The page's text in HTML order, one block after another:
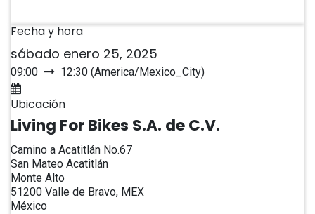
Fecha y hora
sábado enero 25, 2025
09:00 12:30 (America/Mexico_City)
Ubicación
Living For Bikes S.A. de C.V.
Camino a Acatitlán No.67
San Mateo Acatitlán
Monte Alto
51200 Valle de Bravo, MEX
México